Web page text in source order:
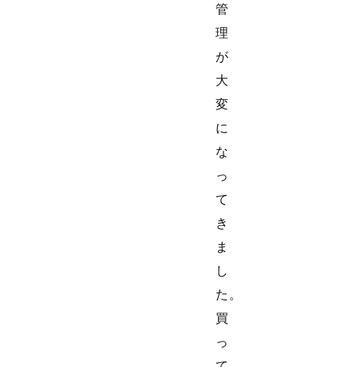
管
理
が
大
変
に
な
っ
て
き
ま
し
た。
買
っ